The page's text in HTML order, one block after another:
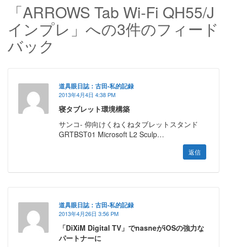
「ARROWS Tab Wi-Fi QH55/J
インプレ」への3件のフィード
バック
道具眼日誌：古田-私的記録
2013年4月4日 4:38 PM
寝タブレット環境構築
サンコ- 仰向けくねくねタブレットスタンド
GRTBST01 Microsoft L2 Sculp…
返信
道具眼日誌：古田-私的記録
2013年4月26日 3:56 PM
「DiXiM Digital TV」でnasneがiOSの強力な
パートナーに